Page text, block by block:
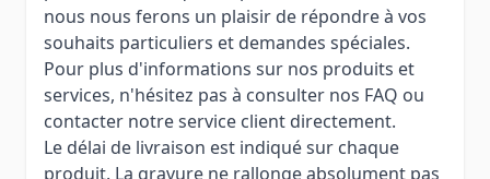
nous nous ferons un plaisir de répondre à vos
souhaits particuliers et demandes spéciales.
Pour plus d'informations sur nos produits et
services, n'hésitez pas à consulter nos FAQ ou
contacter notre service client directement.
Le délai de livraison est indiqué sur chaque
produit. La gravure ne rallonge absolument pas